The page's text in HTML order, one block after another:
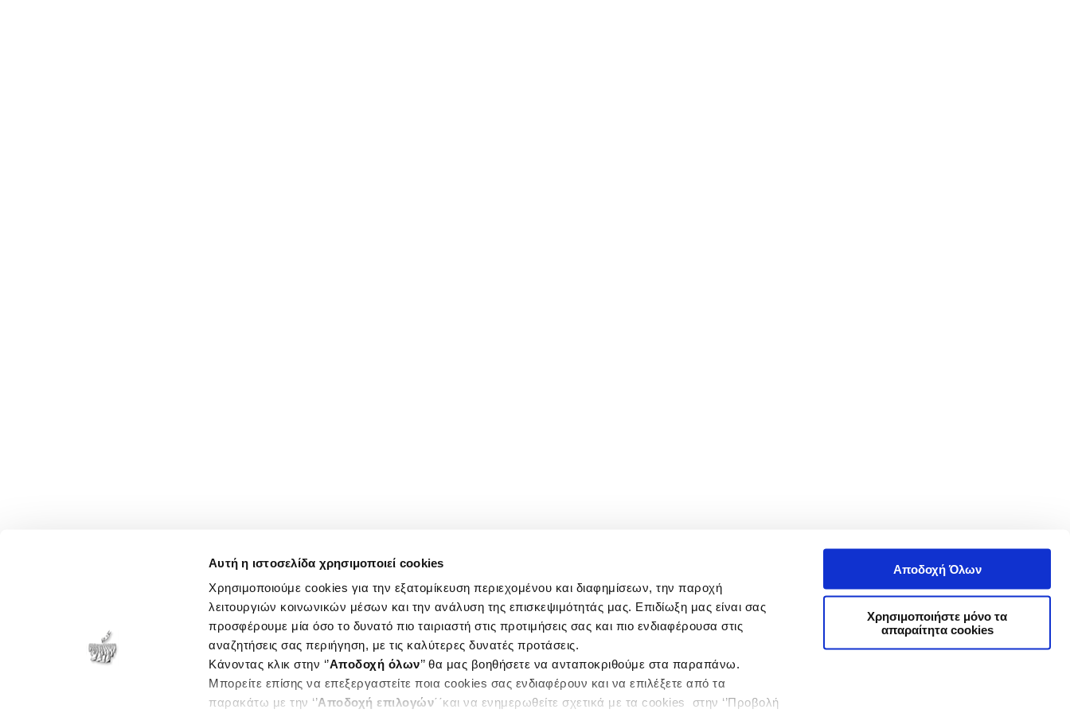
Αυτή η ιστοσελίδα χρησιμοποιεί cookies
Χρησιμοποιούμε cookies για την εξατομίκευση περιεχομένου και διαφημίσεων, την παροχή
λειτουργιών κοινωνικών μέσων και την ανάλυση της επισκεψιμότητάς μας. Επιδίωξη μας είναι σας
προσφέρουμε μία όσο το δυνατό πιο ταιριαστή στις προτιμήσεις σας και πιο ενδιαφέρουσα στις
αναζητήσεις σας περιήγηση, με τις καλύτερες δυνατές προτάσεις.
Κάνοντας κλικ στην ‘’Αποδοχή όλων’’ θα μας βοηθήσετε να ανταποκριθούμε στα παραπάνω.
Μπορείτε επίσης να επεξεργαστείτε ποια cookies σας ενδιαφέρουν και να επιλέξετε από τα
παρακάτω με την ‘’Αποδοχή επιλογών΄΄και να ενημερωθείτε σχετικά με τα cookies στην ‘’Προβολή
Αποδοχή Όλων
Χρησιμοποιήστε μόνο τα
απαραίτητα cookies